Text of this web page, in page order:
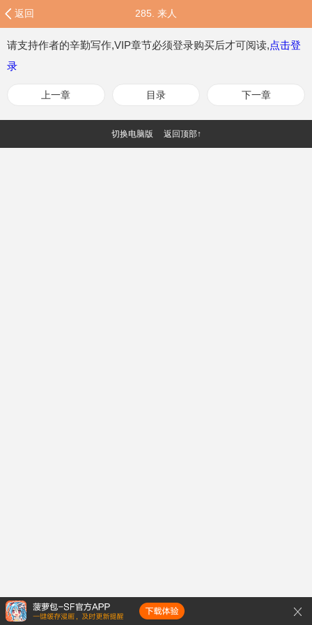
返回 285. 来人
请支持作者的辛勤写作,VIP章节必须登录购买后才可阅读,点击登
录
上一章 目录 下一章
切换电脑版 返回顶部↑